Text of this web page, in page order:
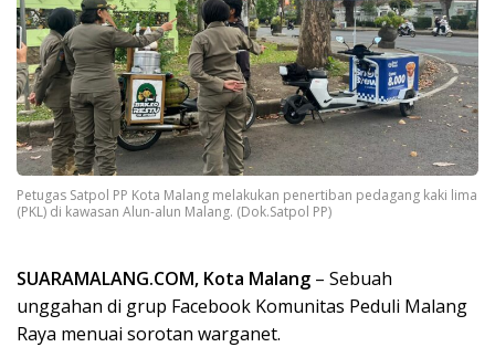
Petugas Satpol PP Kota Malang melakukan penertiban pedagang kaki lima
(PKL) di kawasan Alun-alun Malang. (Dok.Satpol PP)
SUARAMALANG.COM, Kota Malang – Sebuah
unggahan di grup Facebook Komunitas Peduli Malang
Raya menuai sorotan warganet.